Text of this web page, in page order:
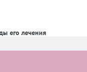
его лечения